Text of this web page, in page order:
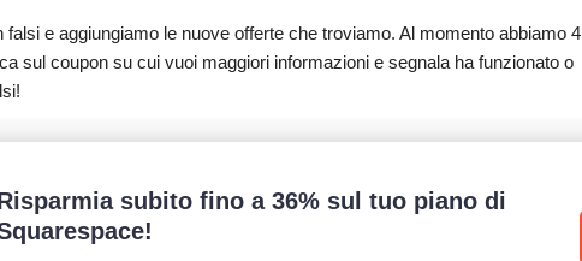
e aggiungiamo le nuove offerte che troviamo. Al momento abbiamo 4
sul coupon su cui vuoi maggiori informazioni e segnala ha funzionato o
subito fino a 36% sul tuo piano di